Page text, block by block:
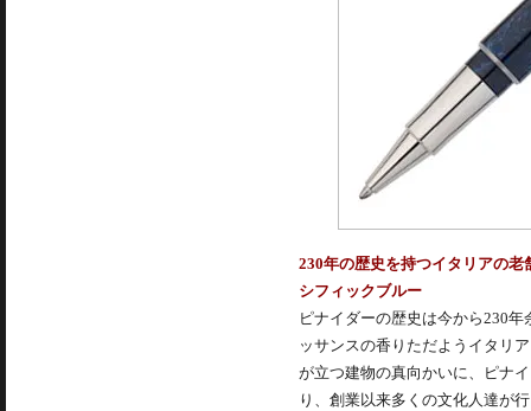
230年の歴史を持つイタリアの
シフィックブルー
ピナイダーの歴史は今から230
ッサンスの香りただようイタリ
が立つ建物の真向かいに、ピナ
り、創業以来多くの文化人達が